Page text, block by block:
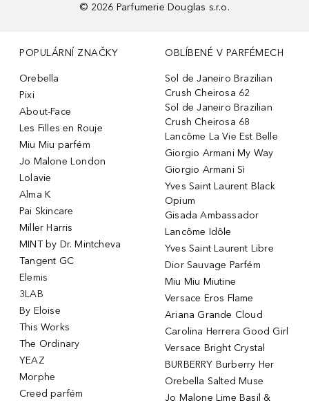
© 2026 Parfumerie Douglas s.r.o.
POPULÁRNÍ ZNAČKY
Orebella
Pixi
About-Face
Les Filles en Rouje
Miu Miu parfém
Jo Malone London
Lolavie
Alma K
Pai Skincare
Miller Harris
MINT by Dr. Mintcheva
Tangent GC
Elemis
3LAB
By Eloise
This Works
The Ordinary
YEAZ
Morphe
Creed parfém
OBLÍBENÉ V PARFÉMECH
Sol de Janeiro Brazilian
Crush Cheirosa 62
Sol de Janeiro Brazilian
Crush Cheirosa 68
Lancôme La Vie Est Belle
Giorgio Armani My Way
Giorgio Armani Sì
Yves Saint Laurent Black
Opium
Gisada Ambassador
Lancôme Idôle
Yves Saint Laurent Libre
Dior Sauvage Parfém
Miu Miu Miutine
Versace Eros Flame
Ariana Grande Cloud
Carolina Herrera Good Girl
Versace Bright Crystal
BURBERRY Burberry Her
Orebella Salted Muse
Jo Malone Lime Basil &